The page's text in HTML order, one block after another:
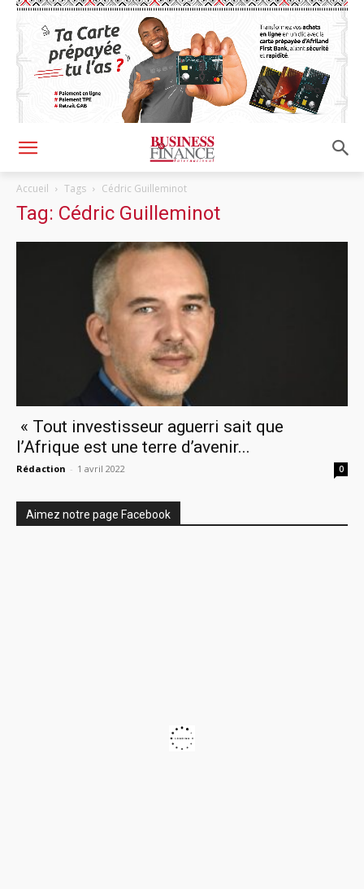
Accueil Tags Cédric Guilleminot
Tag: Cédric Guilleminot
« Tout investisseur aguerri sait que
l’Afrique est une terre d’avenir...
Rédaction - 1 avril 2022 0
Aimez notre page Facebook